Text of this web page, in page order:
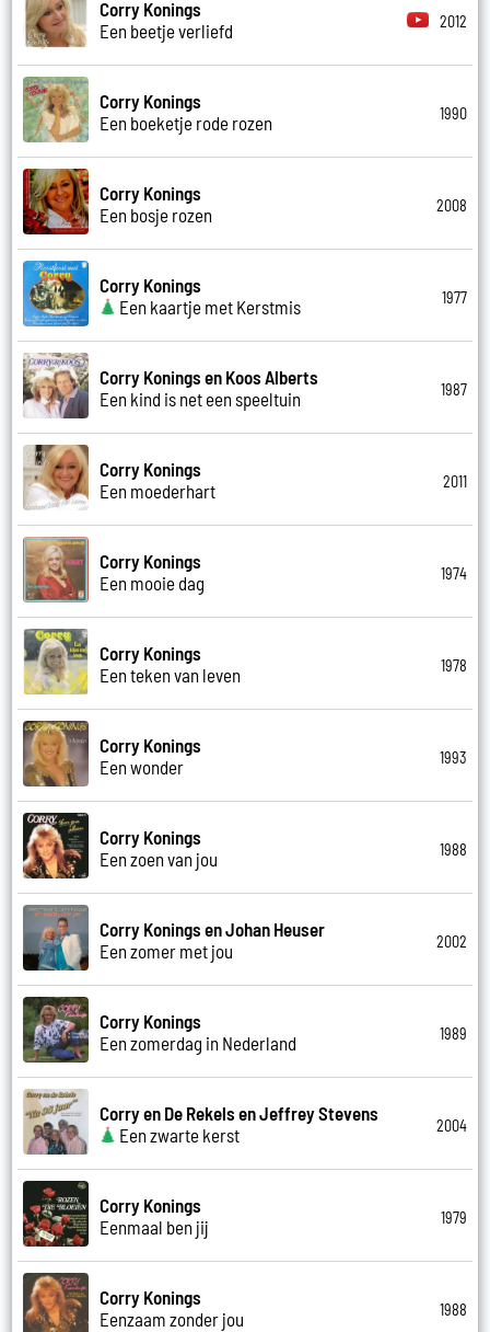
Corry Konings
Een beetje verliefd
2012
Corry Konings
Een boeketje rode rozen
1990
Corry Konings
Een bosje rozen
2008
Corry Konings
Een kaartje met Kerstmis
1977
Corry Konings en Koos Alberts
Een kind is net een speeltuin
1987
Corry Konings
Een moederhart
2011
Corry Konings
Een mooie dag
1974
Corry Konings
Een teken van leven
1978
Corry Konings
Een wonder
1993
Corry Konings
Een zoen van jou
1988
Corry Konings en Johan Heuser
Een zomer met jou
2002
Corry Konings
Een zomerdag in Nederland
1989
Corry en De Rekels en Jeffrey Stevens
Een zwarte kerst
2004
Corry Konings
Eenmaal ben jij
1979
Corry Konings
Eenzaam zonder jou
1988